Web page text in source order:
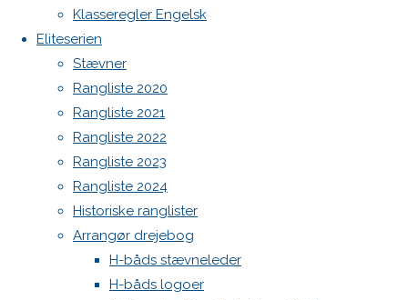
Klasseregler Engelsk
Eliteserien
Stævner
Rangliste 2020
Rangliste 2021
Rangliste 2022
Rangliste 2023
Rangliste 2024
Historiske ranglister
Arrangør drejebog
H-båds stævneleder
H-båds logoer
Farvel til
en
talentfuld
sejler og
en god
kammerat.
Previous
image
Next
image
WordPress.org